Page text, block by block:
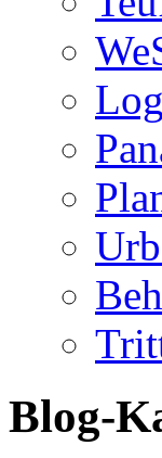
Blog-